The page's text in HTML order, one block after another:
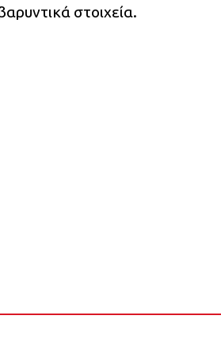
στοιχεία.